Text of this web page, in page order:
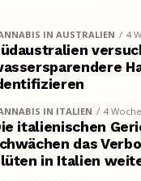
IN AUSTRALIEN 4
IN ITALIEN 4
italienischen
das
in Italien